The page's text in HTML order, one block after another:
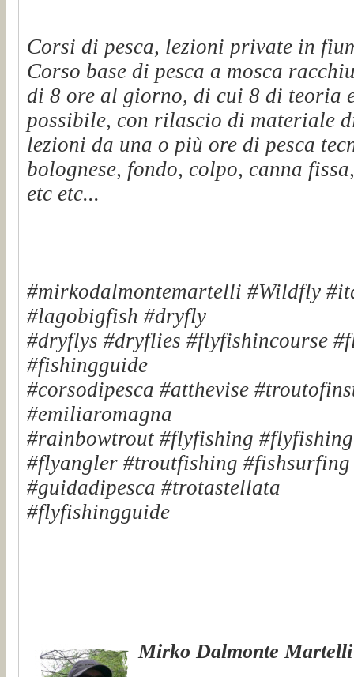
Corsi di pesca, lezioni private in
Corso base di pesca a mosca
di 8 ore al giorno, di cui 8 di teoria
possibile, con rilascio di materiale
lezioni da una o più ore di pesca
bolognese, fondo, colpo, canna
etc etc...
#mirkodalmontemartelli #Wildfly
#lagobigfish #dryfly
#dryflys #dryflies #flyfishincourse
#fishingguide
#corsodipesca #atthevise
#emiliaromagna
#rainbowtrout #flyfishing
#flyangler #troutfishing
#guidadipesca #trotastellata
#flyfishingguide
Mirko Dalmonte Martelli